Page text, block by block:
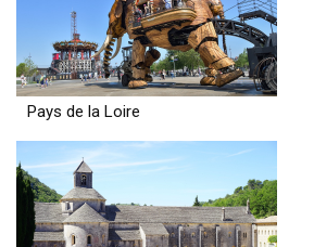
Pays de la Loire